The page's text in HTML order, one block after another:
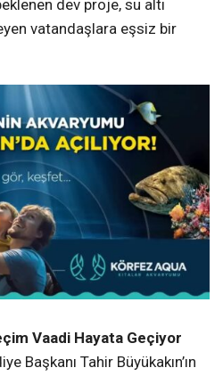
dev proje, su altı
vatandaşlara eşsiz bir
Vaadi Hayata Geçiyor
Başkanı Tahir Büyükakın’ın